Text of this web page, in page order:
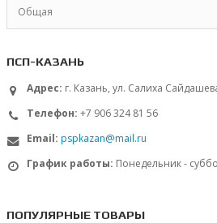
Общая
ПСП-КАЗАНЬ
Адрес: г. Казань, ул. Салиха
Телефон: +7 906 324 81 56
Email: pspkazan@mail.ru
График работы: Понедельник -
ПОПУЛЯРНЫЕ ТОВАРЫ